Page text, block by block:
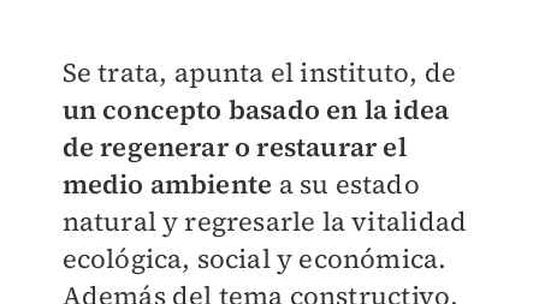
Se trata, apunta el instituto, de
un concepto basado en la idea
de regenerar o restaurar el
medio ambiente a su estado
natural y regresarle la vitalidad
ecológica, social y económica.
Además del tema constructivo,